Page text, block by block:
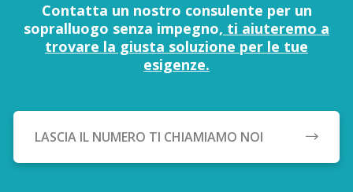
Contatta un nostro consulente per un
sopralluogo senza impegno, ti aiuteremo a
trovare la giusta soluzione per le tue
esigenze.
LASCIA IL NUMERO TI CHIAMIAMO NOI